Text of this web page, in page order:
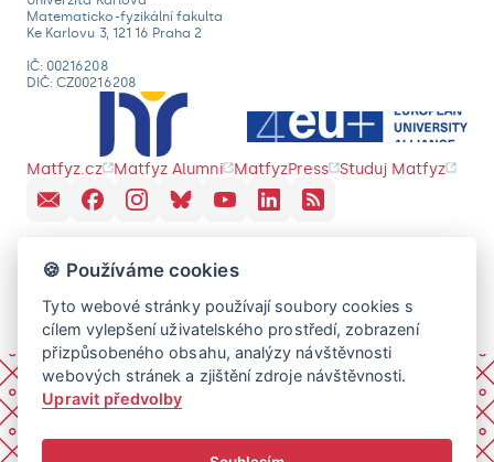
Matematicko-fyzikální fakulta
Ke Karlovu 3, 121 16 Praha 2
IČ: 00216208
DIČ: CZ00216208
Matfyz.cz Matfyz Alumni MatfyzPress Studuj Matfyz
🍪 Používáme cookies
Tyto webové stránky používají soubory cookies s
cílem vylepšení uživatelského prostředí, zobrazení
přizpůsobeného obsahu, analýzy návštěvnosti
webových stránek a zjištění zdroje návštěvnosti.
Upravit předvolby